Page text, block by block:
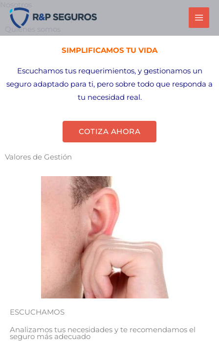
Quiénes somos
SIMPLIFICAMOS TU VIDA
Escuchamos tus requerimientos, y gestionamos un
seguro adaptado para ti, pero sobre todo que responda a
tu necesidad real.
COTIZA AHORA
Valores de Gestión
ESCUCHAMOS
Analizamos tus necesidades y te recomendamos el
seguro más adecuado